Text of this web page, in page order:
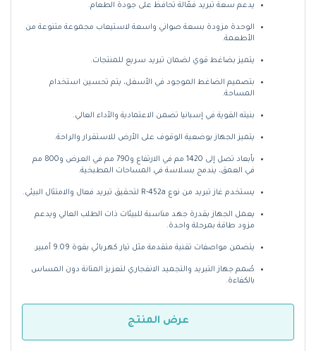
يدعم سعة تبريد فعّالة تحافظ على جودة الطعام.
الوحدة مزودة بسعة صواني واسعة لاستيعاب مجموعة متنوعة من
الأطعمة.
يتميز بضاغط قوي لضمان تبريد سريع للمنتجات.
بتصميم الضاغط الموجود في الأسفل، يتم تحسين استخدام
المساحة.
بنيته القوية في إسبانيا تضمن الاعتمادية والأداء العالي.
يتميز الجهاز بوضعية الوقوف على الأرض للاستقرار والراحة.
بأبعاد تصل إلى 1420 مم في الارتفاع و790 مم في العرض و800 مم
في العمق، يندمج بسلاسة في المساحات المطبخية.
يستخدم غاز تبريد من نوع R-452a لتحقيق تبريد فعال والامتثال البيئي.
يعمل الجهاز بقدرة جهد مناسبة للبيئات ذات الطلب العالي ويدعم
مزود طاقة بمرحلة واحدة.
يتضمن مواصفات تقنية متقدمة مثل تيار كهربائي بقوة 9.09 أمبير.
صُمم جهاز التبريد والتجميد الانفجاري لتعزيز المتانة دون المساس
بالكفاءة.
عرض المنتج